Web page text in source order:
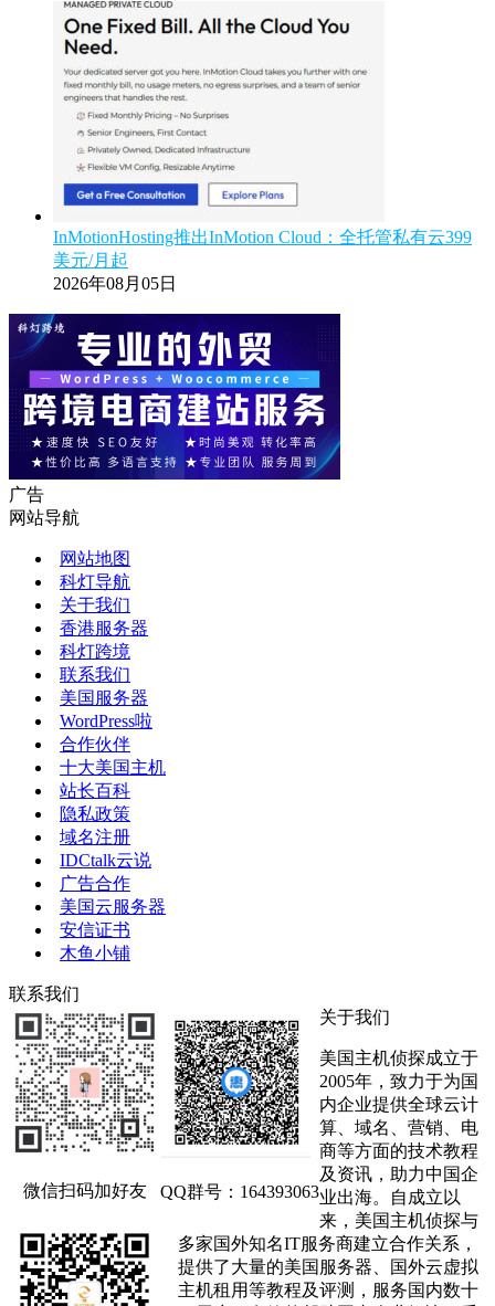
InMotionHosting推出InMotion Cloud：全托管私有云399
美元/月起
2026年08月05日
广告
网站导航
网站地图
科灯导航
关于我们
香港服务器
科灯跨境
联系我们
美国服务器
WordPress啦
合作伙伴
十大美国主机
站长百科
隐私政策
域名注册
IDCtalk云说
广告合作
美国云服务器
安信证书
木鱼小铺
联系我们
微信扫码加好友 QQ群号：164393063
关于我们
美国主机侦探成立于
2005年，致力于为国
内企业提供全球云计
算、域名、营销、电
商等方面的技术教程
及资讯，助力中国企
业出海。自成立以
来，美国主机侦探与
多家国外知名IT服务商建立合作关系，
提供了大量的美国服务器、国外云虚拟
主机租用等教程及评测，服务国内数十